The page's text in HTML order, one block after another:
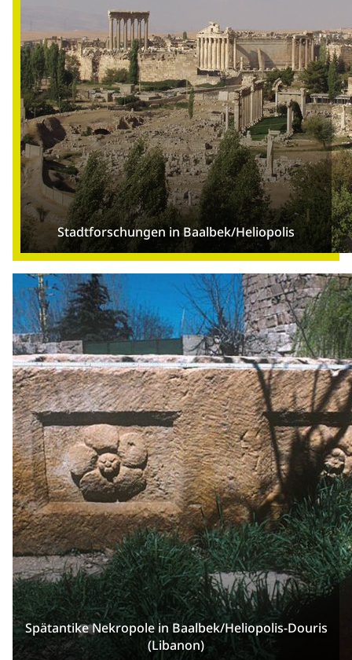
Stadtforschungen in Baalbek/Heliopolis
Spätantike Nekropole in Baalbek/Heliopolis-Douris
(Libanon)